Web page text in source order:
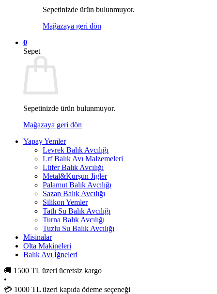
Sepetinizde ürün bulunmuyor.
Mağazaya geri dön
0
Sepet
Sepetinizde ürün bulunmuyor.
Mağazaya geri dön
Yapay Yemler
Levrek Balık Avcılığı
Lrf Balık Avı Malzemeleri
Lüfer Balık Avcılığı
Metal&Kurşun Jigler
Palamut Balık Avcılığı
Sazan Balık Avcılığı
Silikon Yemler
Tatlı Su Balık Avcılığı
Turna Balık Avcılığı
Tuzlu Su Balık Avcılığı
Misinalar
Olta Makineleri
Balık Avı İğneleri
🚚 1500 TL üzeri ücretsiz kargo
•
💳 1000 TL üzeri kapıda ödeme seçeneği